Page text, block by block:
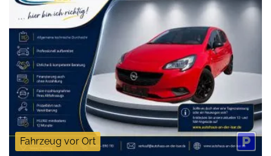
Fahrzeug vor Ort